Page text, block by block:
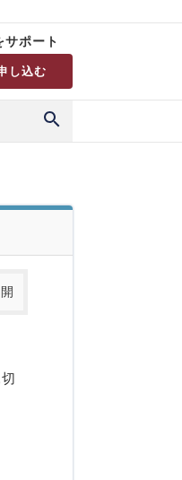
サポート
し込む